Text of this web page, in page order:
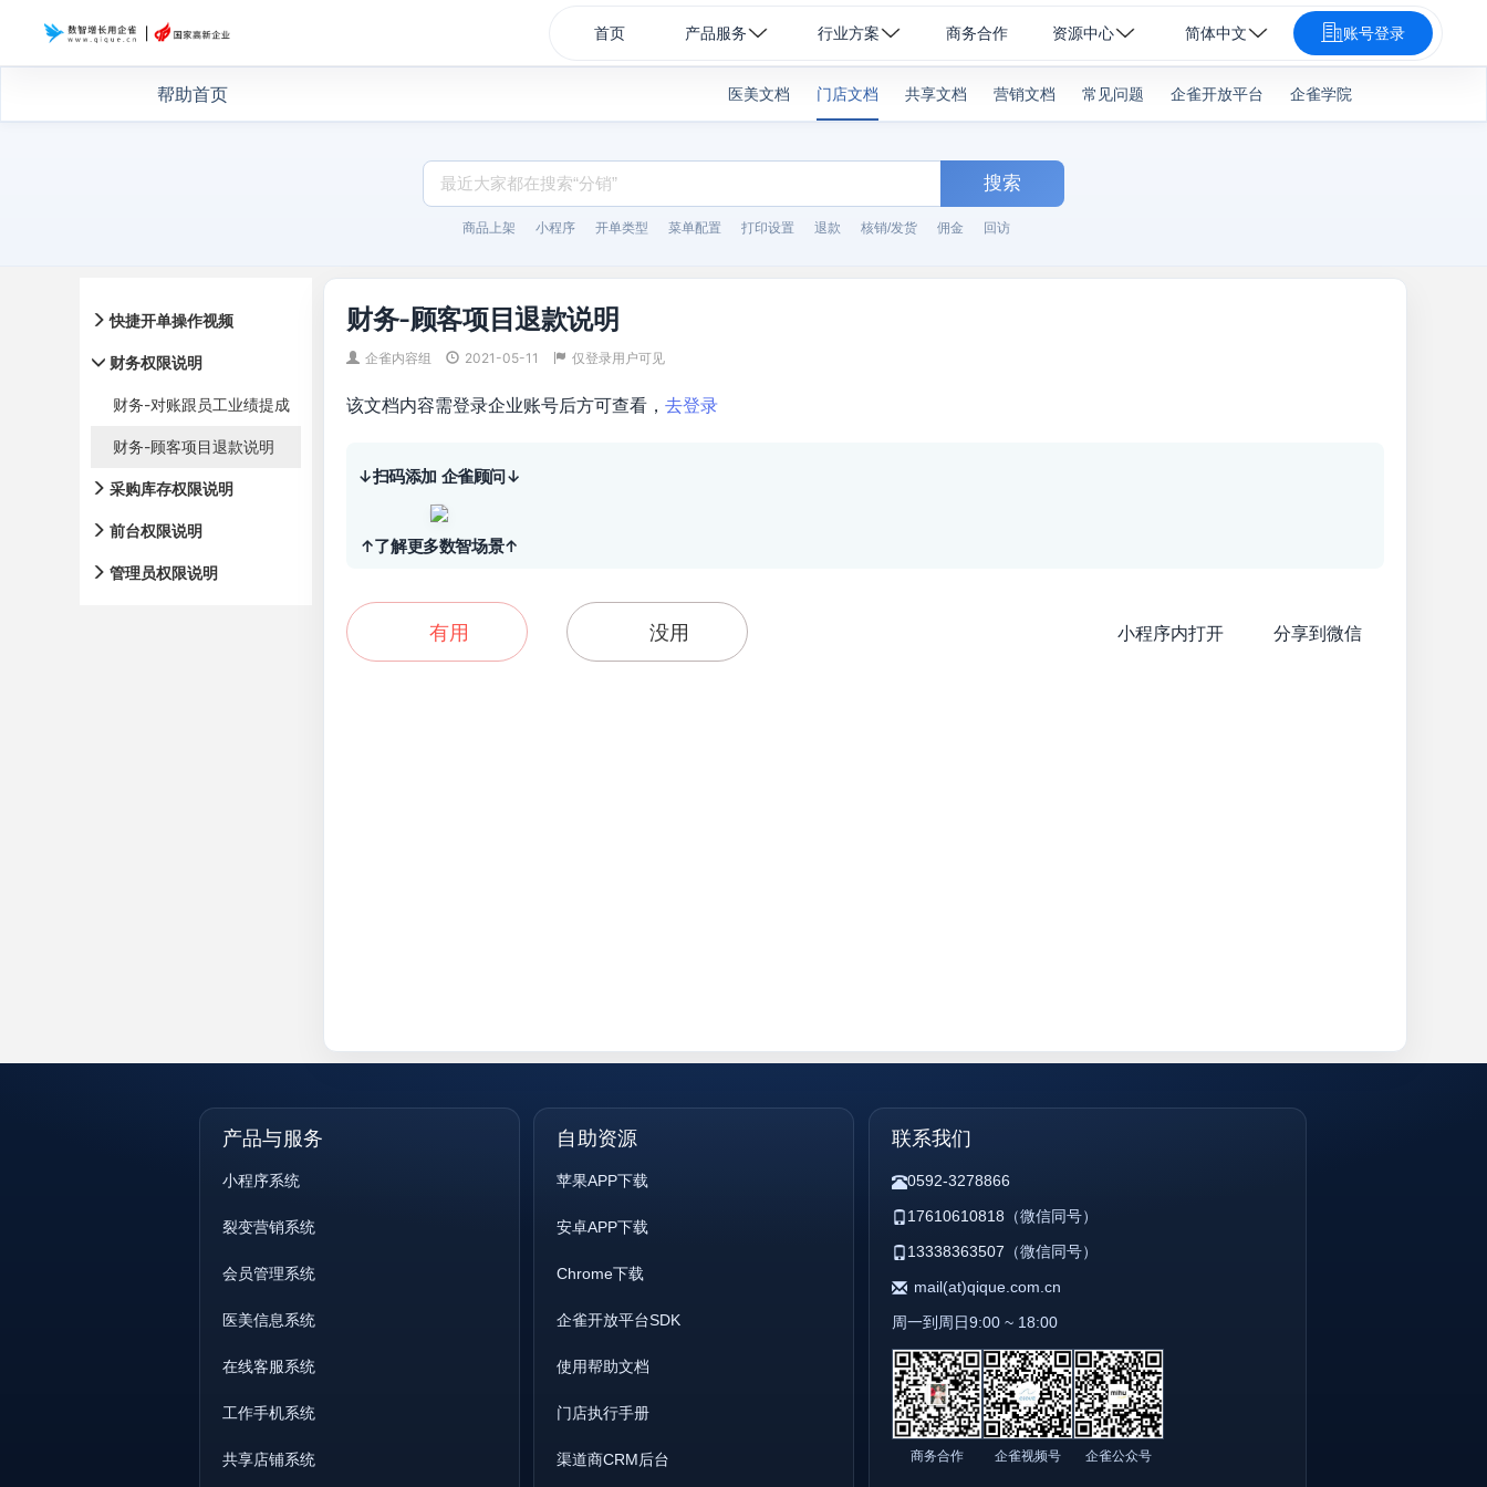
首页 产品服务 行业方案 商务合作 资源中心 简体中文 账号登录
帮助首页 医美文档 门店文档 共享文档 营销文档 常见问题 企雀开放平台 企雀学院
搜索
商品上架 小程序 开单类型 菜单配置 打印设置 退款 核销/发货 佣金 回访
快捷开单操作视频
财务权限说明
财务-对账跟员工业绩提成
财务-顾客项目退款说明
采购库存权限说明
前台权限说明
管理员权限说明
财务-顾客项目退款说明
企雀内容组 2021-05-11 仅登录用户可见
该文档内容需登录企业账号后方可查看， 去登录
↓扫码添加 企雀顾问↓
↑了解更多数智场景↑
有用 没用 分享到微信
小程序内打开
产品与服务
小程序系统
裂变营销系统
会员管理系统
医美信息系统
在线客服系统
工作手机系统
共享店铺系统
自助资源
苹果APP下载
安卓APP下载
Chrome下载
企雀开放平台SDK
使用帮助文档
门店执行手册
渠道商CRM后台
联系我们
0592-3278866
17610610818 （微信同号）
13338363507 （微信同号）
mail(at)qique.com.cn
周一到周日9:00 ~ 18:00
商务合作 企雀视频号 企雀公众号